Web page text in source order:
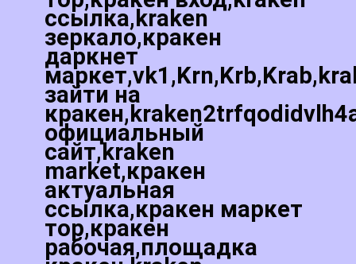
ссылка,kraken
зеркало,кракен
даркнет
зайти на
официальный
сайт,kraken
market,кракен
актуальная
ссылка,кракен маркет
тор,кракен
рабочая,площадка